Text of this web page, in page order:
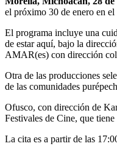
el próximo 30 de enero en
El programa incluye una
de estar aquí, bajo la
AMAR(es) con dirección
Otra de las producciones
de las comunidades
Ofusco, con dirección de
Festivales de Cine, que
La cita es a partir de las